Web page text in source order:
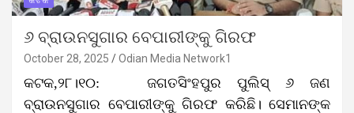
୬ ବ୍ରାଉନସୁଗାର ବେପାରୀଙ୍କୁ ଗିରଫ
October 28, 2025 Odian Media Network1
କଟକ,୨୮।୧୦: ଜଗତସିଂହପୁର ପୁଲିସ୍ ୬ ଜଣ
ବ୍ରାଉନସୁଗାର ବେପାରୀଙ୍କୁ ଗିରଫ କରିଛି। ସେମାନଙ୍କ